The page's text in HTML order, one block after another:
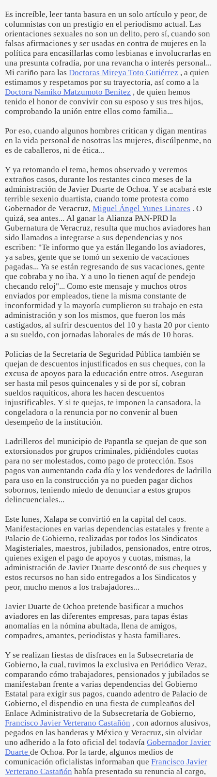
Es increíble, leer tanta basura en un solo artículo y peor, de
columnistas con un prestigio en el periodismo actual. Las
orientaciones sexuales no son un delito, pero sí, cuando son
falsas afirmaciones y ser usadas en contra de mujeres en la
política para encasillarlas como lesbianas e involucrarlas en
una presunta cofradía, por una revancha o interés personal...
Mi cariño para las Doctoras Mireya Toto Gutiérrez , a quien
estimamos y respetamos por su trayectoria, así como a la
Doctora Namiko Matzumoto Benítez , de quien hemos
tenido el honor de convivir con su esposo y sus tres hijos,
comprobando la unión entre ellos como familia...
Por eso, cuando algunos hombres critican y digan mentiras
en la vida personal de nosotras las mujeres, discúlpenme, no
es de caballeros, ni de ética...
Y ya retomando el tema, hemos observado y veremos
extraños casos, durante los restantes cinco meses de la
administración de Javier Duarte de Ochoa. Y se acabará este
terrible sexenio duartista, cuando tome protesta como
Gobernador de Veracruz, Miguel Ángel Yunes Linares . O
quizá, sea antes... Al ganar la Alianza PAN-PRD la
Gubernatura de Veracruz, resulta que muchos aviadores han
sido llamados a integrarse a sus dependencias y nos
escriben: "Te informo que ya están llegando los aviadores,
ya sabes, gente que se tomó un sexenio de vacaciones
pagadas... Ya se están regresando de sus vacaciones, gente
que cobraba y no iba. Y a uno lo tienen aquí de pendejo
checando reloj"... Como este mensaje y muchos otros
enviados por empleados, tiene la misma constante de
inconformidad y la mayoría cumplieron su trabajo en esta
administración y son los mismos, que fueron los más
castigados, al sufrir descuentos del 10 y hasta 20 por ciento
a su sueldo, con jornadas laborales de más de 10 horas.
Policías de la Secretaría de Seguridad Pública también se
quejan de descuentos injustificados en sus cheques, con la
excusa de apoyos para la educación entre otros. Aseguran
ser hasta mil pesos quincenales y si de por sí, cobran
sueldos raquíticos, ahora les hacen descuentos
injustificables. Y si te quejas, te imponen la cansadora, la
congeladora o la renuncia por no convenir al buen
desempeño de la institución.
Ladrilleros del municipio de Papantla se quejan de que son
extorsionados por grupos criminales, pidiéndoles cuotas
para no ser molestados, como pago de protección. Esos
pagos van aumentando cada día y los vendedores de ladrillo
para uso en la construcción ya no pueden pagar dichos
sobornos, teniendo miedo de denunciar a estos grupos
delincuenciales...
Este lunes, Xalapa se convirtió en la capital del caos.
Manifestaciones en varias dependencias estatales y frente a
Palacio de Gobierno, realizadas por todos los Sindicatos
Magisteriales, maestros, jubilados, pensionados, entre otros,
quienes exigen el pago de apoyos y cuotas, mismas, la
administración de Javier Duarte descontó de sus cheques y
estos recursos no han sido entregados a los Sindicatos y
peor, mucho menos a los trabajadores...
Javier Duarte de Ochoa pretende basificar a muchos
aviadores en las diferentes empresas, para tapas éstas
anomalías en la nómina abultada, llena de amigos,
compadres, amantes, periodistas y hasta familiares.
Y se realizan fiestas de disfraces en la Subsecretaría de
Gobierno, la cual, tuvimos la exclusiva en Periódico Veraz,
comparando cómo trabajadores, pensionados y jubilados se
manifestaban frente a varias dependencias del Gobierno
Estatal para exigir sus pagos, cuando adentro de Palacio de
Gobierno, el dispendio en una fiesta de cumpleaños del
Enlace Administrativo de la Subsecretaría de Gobierno,
Francisco Javier Verterano Castañón , con adornos alusivos,
pegados en las banderas y México y Veracruz, sin olvidar
uno adherido a la foto oficial del todavía Gobernador Javier
Duarte de Ochoa. Por la tarde, algunos medios de
comunicación oficialistas informaban que Francisco Javier
Verterano Castañón había presentado su renuncia al cargo,